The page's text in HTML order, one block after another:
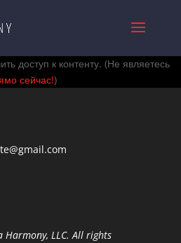
доступ к контенту. (Не являетесь
сейчас!)
LLC. All rights